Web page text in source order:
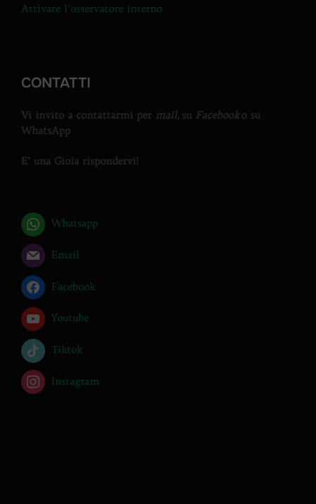
Attivare l’osservatore interno
CONTATTI
Vi invito a contattarmi per mail, su Facebooko su
WhatsApp
E’ una Gioia rispondervi!
Whatsapp
Email
Facebook
Youtube
Tiktok
Instagram